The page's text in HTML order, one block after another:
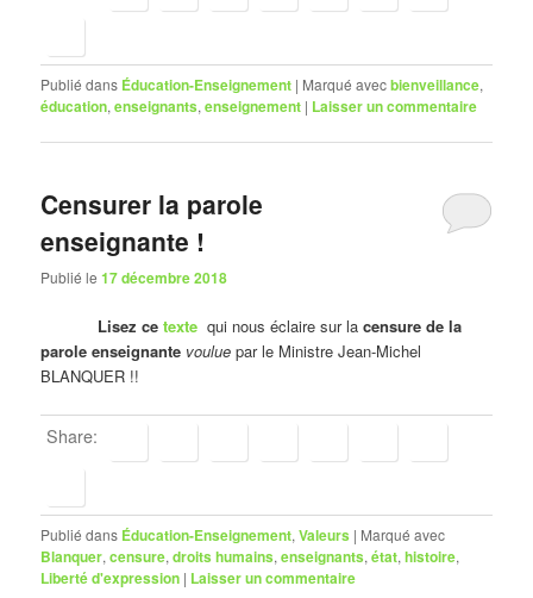
Publié dans Éducation-Enseignement | Marqué avecbienveillance,
éducation,enseignants,enseignement | Laisser un commentaire
Censurer la parole
enseignante !
Publié le17 décembre 2018
Lisez ce texte qui nous éclaire sur lacensure de la
parole enseignante voulue par le Ministre Jean-Michel
BLANQUER !!
Share:
Publié dans Éducation-Enseignement,Valeurs | Marqué avec
Blanquer,censure,droits humains,enseignants,état,histoire,
Liberté d'expression | Laisser un commentaire